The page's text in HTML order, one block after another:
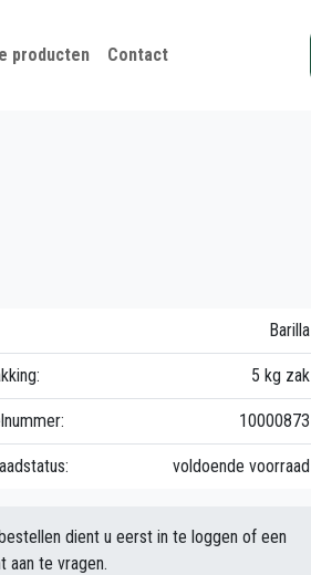
producten Contact
Barilla
5 kg zak
10000873
voldoende voorraad
dient u eerst in te loggen of een
aan te vragen.